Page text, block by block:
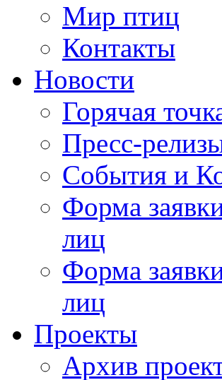
Мир птиц
Контакты
Новости
Горячая
Пресс-
События и
Форма
лиц
Форма
лиц
Проекты
Архив